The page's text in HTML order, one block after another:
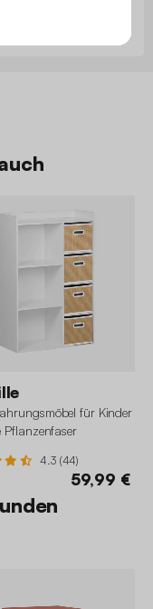
für Kinder
Pflanzenfaser
4.3 (44)
59,99 €